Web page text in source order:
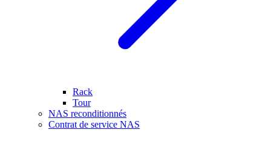
Rack
Tour
NAS reconditionnés
Contrat de service NAS